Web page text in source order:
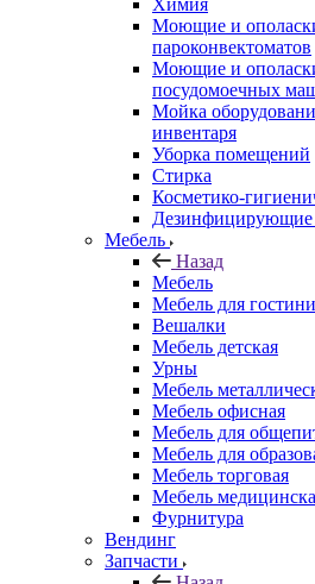
Химия
Моющие и
пароконвектоматов
Моющие и
посудомоечных
Мойка
инвентаря
Уборка помещений
Стирка
Косметико-
Дезинфицирующие
Мебель
Назад
Мебель
Мебель для
Вешалки
Мебель детская
Урны
Мебель
Мебель офисная
Мебель для
Мебель для
Мебель торговая
Мебель
Фурнитура
Вендинг
Запчасти